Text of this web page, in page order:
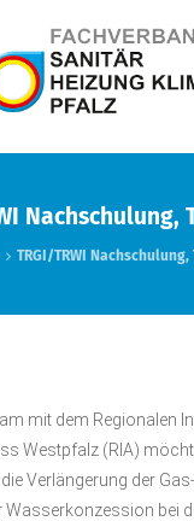
Nachschulung,
TRGI/TRWI
mit dem Regionalen
Westpfalz (RIA)
die Verlängerung der Gas-
bei